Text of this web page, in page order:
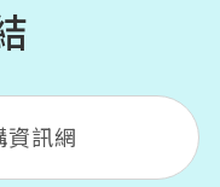
資訊網